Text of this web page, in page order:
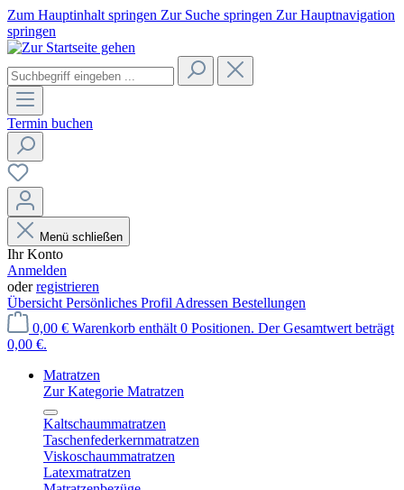
Zum Hauptinhalt springen Zur Suche springen Zur Hauptnavigation
springen
Termin buchen
Menü schließen
Ihr Konto
Anmelden
oderregistrieren
Übersicht Persönliches Profil Adressen Bestellungen
0,00 € Warenkorb enthält 0 Positionen. Der Gesamtwert beträgt
0,00 €.
Matratzen
Zur Kategorie Matratzen
Kaltschaummatratzen
Taschenfederkernmatratzen
Viskoschaummatratzen
Latexmatratzen